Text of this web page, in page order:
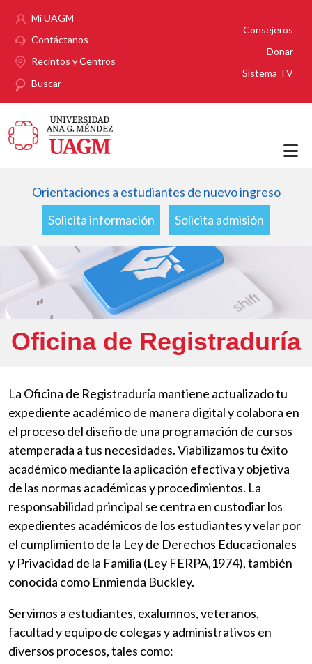
Mi UAGM
Contáctanos
Recintos y Centros
Buscar
Consejeros
Donar
Sistema TV
Orientaciones a estudiantes de nuevo ingreso
Solicita información
Solicita admisión
Oficina de Registraduría
La Oficina de Registraduría mantiene actualizado tu
expediente académico de manera digital y colabora en
el proceso del diseño de una programación de cursos
atemperada a tus necesidades. Viabilizamos tu éxito
académico mediante la aplicación efectiva y objetiva
de las normas académicas y procedimientos. La
responsabilidad principal se centra en custodiar los
expedientes académicos de los estudiantes y velar por
el cumplimiento de la Ley de Derechos Educacionales
y Privacidad de la Familia (Ley FERPA,1974), también
conocida como Enmienda Buckley.
Servimos a estudiantes, exalumnos, veteranos,
facultad y equipo de colegas y administrativos en
diversos procesos, tales como: